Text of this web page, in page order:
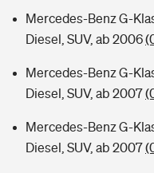
Mercedes-Benz G-
Diesel, SUV, ab 2006
Mercedes-Benz G-
Diesel, SUV, ab 2007
Mercedes-Benz G-
Diesel, SUV, ab 2007